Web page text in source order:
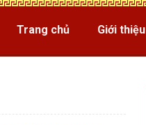
Trang chủ Giới thiệu